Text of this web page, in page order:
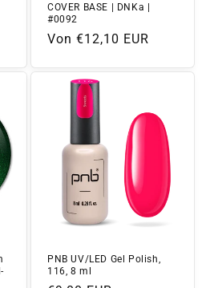
COVER BASE | DNKa |
#0092
Normaler
Von €12,10 EUR
PNB UV/LED Gel Polish,
116, 8 ml